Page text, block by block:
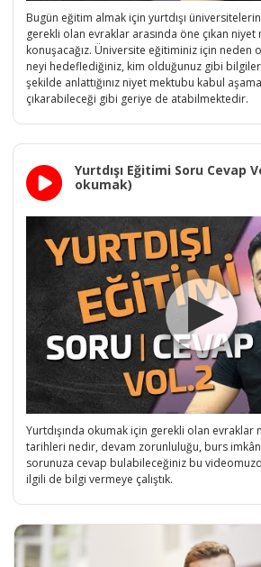
Bugün eğitim almak için yurtdışı
gerekli olan evraklar arasında öne çıkan niyet
konuşacağız. Üniversite eğitiminiz için neden
neyi hedeflediğiniz, kim olduğunuz gibi
şekilde anlattığınız niyet mektubu kabul
çıkarabileceği gibi geriye de atabilmektedir.
Yurtdışı Eğitimi Soru Cevap
okumak)
Yurtdışında okumak için gerekli olan evraklar
tarihleri nedir, devam zorunluluğu, burs
sorunuza cevap bulabileceğiniz bu
ilgili de bilgi vermeye çalıştık.